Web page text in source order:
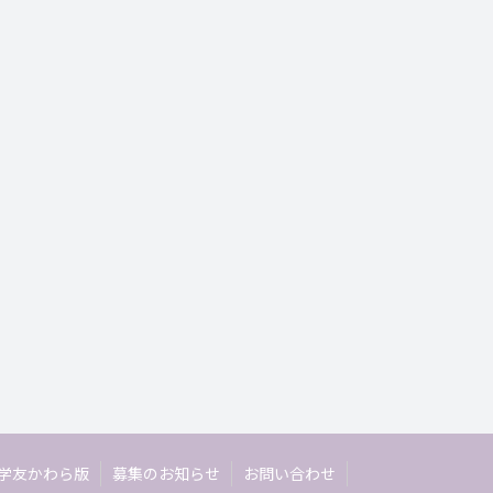
友かわら版 募集のお知らせ お問い合わせ